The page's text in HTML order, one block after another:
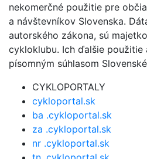
nekomerčné použitie pre
a návštevníkov Slovenska.
autorského zákona, sú
cykloklubu. Ich ďalšie použitie
písomným súhlasom
CYKLOPORTALY
cykloportal.sk
ba .cykloportal.sk
za .cykloportal.sk
nr .cykloportal.sk